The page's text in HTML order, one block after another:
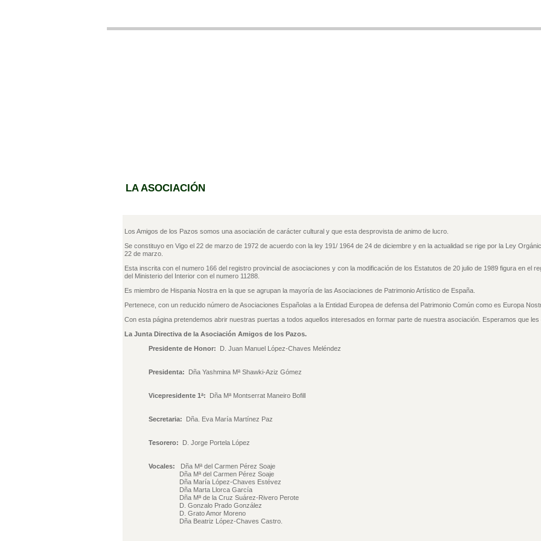
LA ASOCIACIÓN
Los Amigos de los Pazos somos una asociación de carácter cultural y que esta desprovista de animo de lucro.
Se constituyo en Vigo el 22 de marzo de 1972 de acuerdo con la ley 191/ 1964 de 24 de diciembre y en la actualidad se rige por la Ley
22 de marzo.
Esta inscrita con el numero 166 del registro provincial de asociaciones y con la modificación de los Estatutos de 20 julio de 1989 figura en el
del Ministerio del Interior con el numero 11288.
Es miembro de Hispania Nostra en la que se agrupan la mayoría de las Asociaciones de Patrimonio Artístico de España.
Pertenece, con un reducido número de Asociaciones Españolas a la Entidad Europea de defensa del Patrimonio Común como es Europa
Con esta página pretendemos abrir nuestras puertas a todos aquellos interesados en formar parte de nuestra asociación. Esperamos que les
La Junta Directiva de la Asociación Amigos de los Pazos.
Presidente de Honor: D. Juan Manuel López-Chaves Meléndez
Presidenta: Dña Yashmina Mª Shawki-Aziz Gómez
Vicepresidente 1ª: Dña Mª Montserrat Maneiro Bofill
Secretaria: Dña. Eva María Martínez Paz
Tesorero: D. Jorge Portela López
Vocales: Dña Mª del Carmen Pérez Soaje
Dña Mª del Carmen Pérez Soaje
Dña María López-Chaves Estévez
Dña Marta Llorca García
Dña Mª de la Cruz Suárez-Rivero Perote
D. Gonzalo Prado González
D. Grato Amor Moreno
Dña Beatriz López-Chaves Castro.